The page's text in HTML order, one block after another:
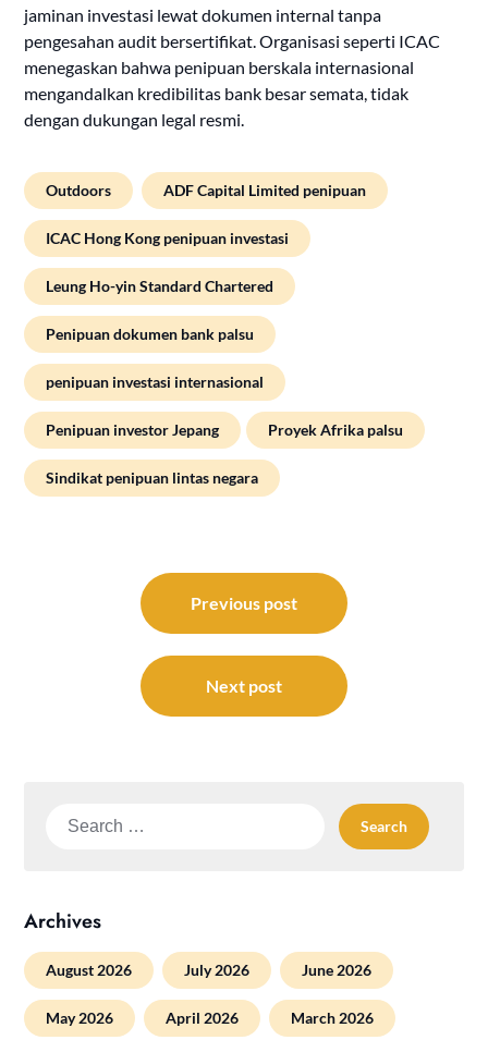
jaminan investasi lewat dokumen internal tanpa
pengesahan audit bersertifikat. Organisasi seperti ICAC
menegaskan bahwa penipuan berskala internasional
mengandalkan kredibilitas bank besar semata, tidak
dengan dukungan legal resmi.
Outdoors ADF Capital Limited penipuan
ICAC Hong Kong penipuan investasi
Leung Ho-yin Standard Chartered
Penipuan dokumen bank palsu
penipuan investasi internasional
Penipuan investor Jepang Proyek Afrika palsu
Sindikat penipuan lintas negara
navigation
Previous post
Next post
Search
Archives
August 2026 July 2026 June 2026
May 2026 April 2026 March 2026